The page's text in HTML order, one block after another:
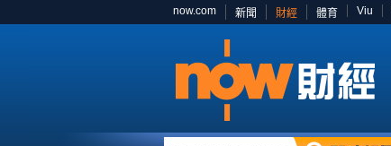
now.com 新聞 財經 體育 Viu